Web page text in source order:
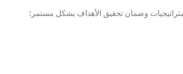
وضمان تحقيق الأهداف بشكل مستمر؛